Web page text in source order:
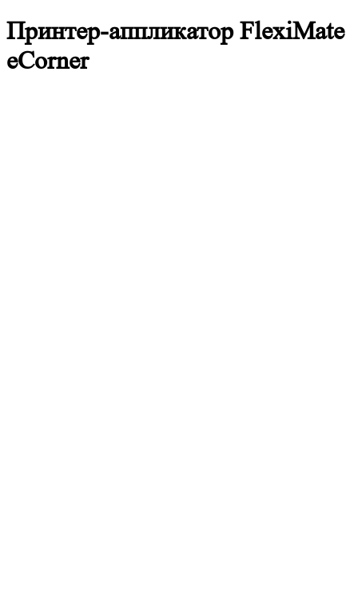
Принтер-аппликатор FlexiMate
eCorner